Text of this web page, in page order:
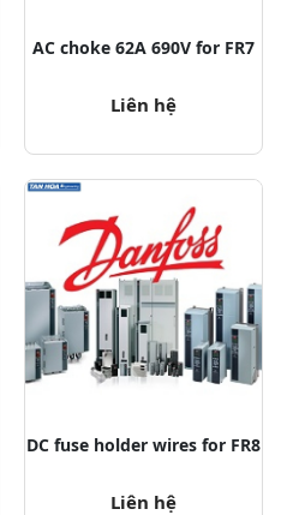
AC choke 62A 690V for FR7
Liên hệ
DC fuse holder wires for FR8
Liên hệ